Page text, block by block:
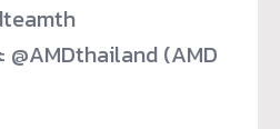
@AMDthailand (AMD